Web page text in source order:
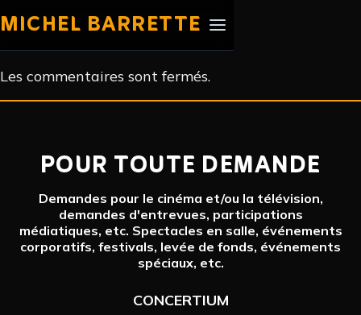
MICHEL BARRETTE
Les commentaires sont fermés.
POUR TOUTE DEMANDE
Demandes pour le cinéma et/ou la télévision,
demandes d'entrevues, participations
médiatiques, etc. Spectacles en salle, événements
corporatifs, festivals, levée de fonds, événements
spéciaux, etc.
CONCERTIUM